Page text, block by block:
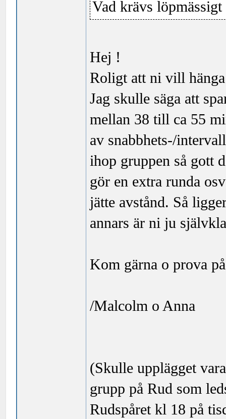
Vad krävs
Hej !
Roligt att ni vill
Jag skulle säga att
mellan 38 till ca 55
av snabbhets-/
ihop gruppen så gott
gör en extra runda
jätte avstånd. Så
annars är ni ju
Kom gärna o prova
/Malcolm o Anna
(Skulle upplägget
grupp på Rud som
Rudspåret kl 18 på